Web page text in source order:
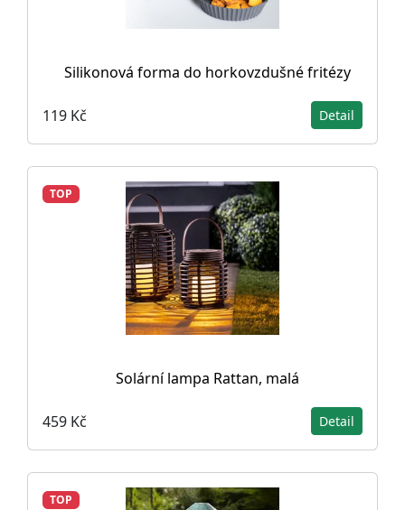
Silikonová forma do horkovzdušné fritézy
119 Kč Detail
TOP
Solární lampa Rattan, malá
459 Kč Detail
TOP